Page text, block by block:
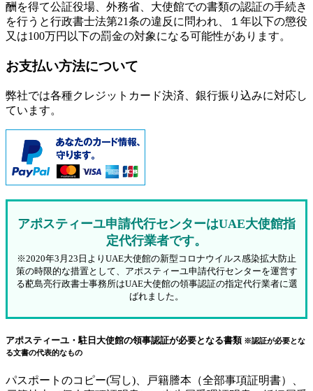
酬を得て公証役場、外務省、大使館での書類の認証の手続き
を行うと行政書士法第21条の違反に問われ、
１年以下の懲役
又は100万円以下の罰金の対象になる可能性があります。
お支払い方法について
弊社では各種クレジットカード決済、銀行振り込みに対応し
ています。
アポスティーユ申請代行センターはUAE大使館指
定代行業者です。
※2020年3月23日よりUAE大使館の新型コロナウイルス感染拡大防止
策の時限的な措置として、アポスティーユ申請代行センターを運営す
る蓜島亮行政書士事務所はUAE大使館の領事認証の指定代行業者に選
ばれました。
アポスティーユ・駐日大使館の領事認証が必要となる書類 ※認証が必要とな
る文書の代表的なもの
パスポートのコピー(写し)、戸籍謄本（全部事項証明書）、